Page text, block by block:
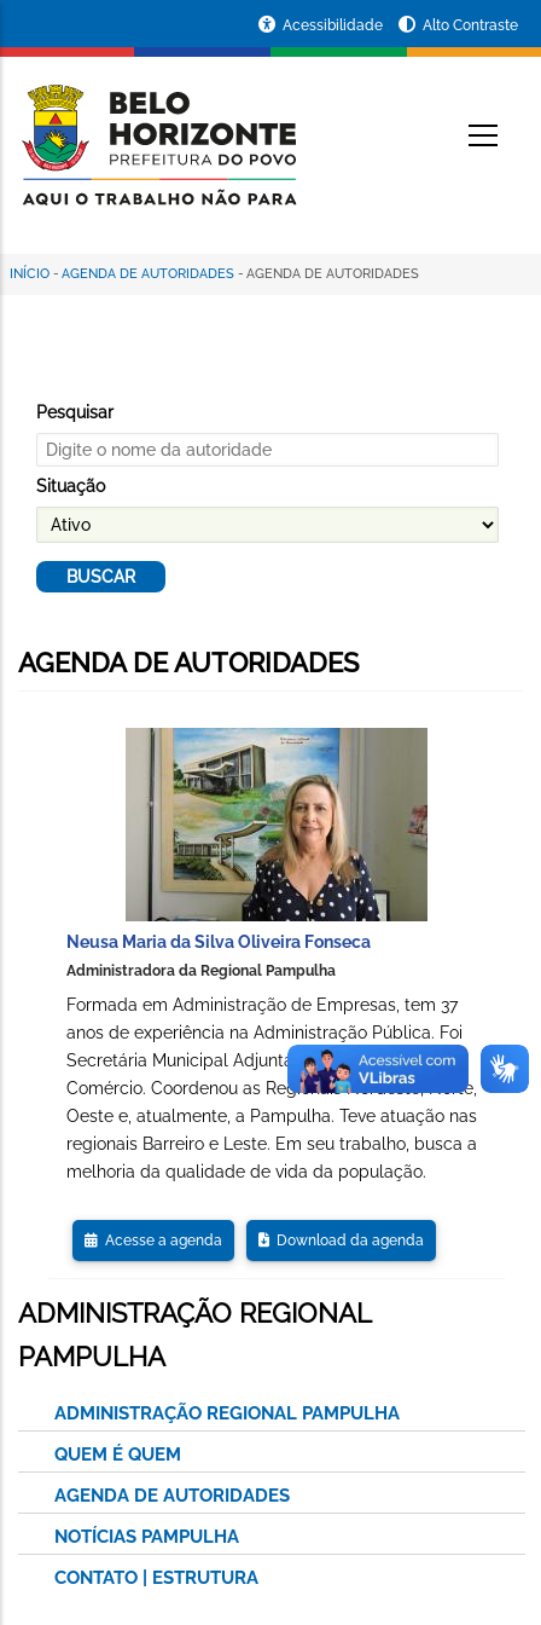
conteúdo
principal
da
Prefeitura
de
Horizonte
Acessibilidade Alto Contraste
Trilha
INÍCIO - AGENDA DE AUTORIDADES - AGENDA DE AUTORIDADES
Pesquisar
Situação
AGENDA DE AUTORIDADES
Neusa Maria da Silva Oliveira Fonseca
Administradora da Regional Pampulha
Formada em Administração de Empresas, tem 37
anos de experiência na Administração Pública. Foi
Secretária Municipal Adjunta de Indústria e
Comércio. Coordenou as Regionais Nordeste, Norte,
Oeste e, atualmente, a Pampulha. Teve atuação nas
regionais Barreiro e Leste. Em seu trabalho, busca a
melhoria da qualidade de vida da população.
Acesse a agenda Download da agenda
ADMINISTRAÇÃO REGIONAL
PAMPULHA
ADMINISTRAÇÃO REGIONAL PAMPULHA
QUEM É QUEM
AGENDA DE AUTORIDADES
NOTÍCIAS PAMPULHA
CONTATO | ESTRUTURA